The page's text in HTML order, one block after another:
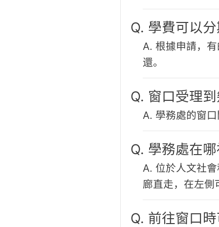
Q. 學費可以
A. 根據申請，
還。
Q. 窗口受理
A. 學務處的窗
Q. 學務處在
A. 位於人文社
廊直走，在左側
Q. 前往窗口